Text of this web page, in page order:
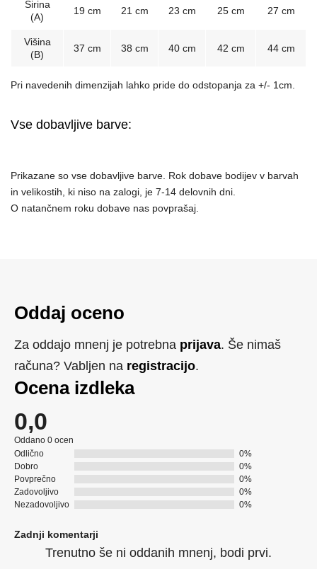
Širina
(A)
19 cm 21 cm 23 cm 25 cm 27 cm
Višina
(B)
37 cm 38 cm 40 cm 42 cm 44 cm
Pri navedenih dimenzijah lahko pride do odstopanja za +/- 1cm.
Vse dobavljive barve:
Prikazane so vse dobavljive barve. Rok dobave bodijev v barvah
in velikostih, ki niso na zalogi, je 7-14 delovnih dni.
O natančnem roku dobave nas povprašaj.
Oddaj oceno
Za oddajo mnenj je potrebna prijava. Še nimaš
računa? Vabljen na registracijo.
Ocena izdleka
0,0
Oddano 0 ocen
Odlično
0%
Dobro
0%
Povprečno
0%
Zadovoljivo
0%
Nezadovoljivo
0%
Zadnji komentarji
Trenutno še ni oddanih mnenj, bodi prvi.